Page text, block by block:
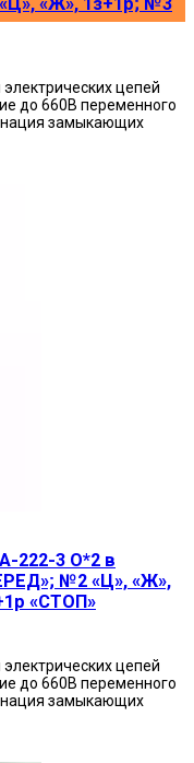
цепей
до 660В переменного
замыкающих
222-3 О*2 в
№2 «Ц», «Ж»,
«СТОП»
цепей
до 660В переменного
замыкающих